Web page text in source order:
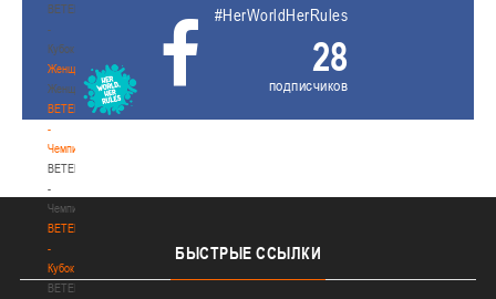
BETERA
-
Кубок
Женщины
Женщины
BETERA
-
Чемпионат
BETERA
-
Чемпионат
BETERA
-
Кубок
BETERA
#HerWorldHerRules
28
подписчиков
БЫСТРЫЕ ССЫЛКИ